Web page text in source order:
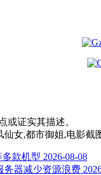
或证实其描述。
女,都市御姐,电影
多款机型 2026-08-08
务器减少资源浪费